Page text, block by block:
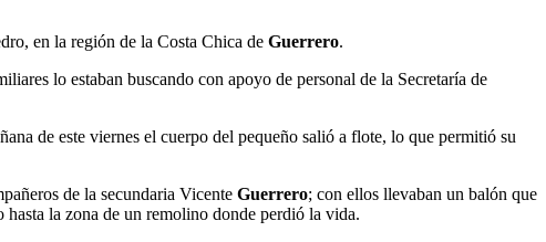
en la región de la Costa Chica de Guerrero.
lo estaban buscando con apoyo de personal de la Secretaría de
de este viernes el cuerpo del pequeño salió a flote, lo que permitió su
de la secundaria Vicente Guerrero; con ellos llevaban un balón que
la zona de un remolino donde perdió la vida.